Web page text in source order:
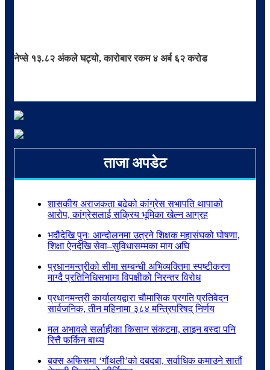
नेप्से १३.८२ अंकले घट्यो, कारोबार रकम ४ अर्ब ६२ करोड
ताजा अपडेट
शासकीय अराजकता बढेको कांग्रेस सभापति थापाको
आरोप, कांग्रेसलाई सक्रिय भूमिका खेल्न आग्रह
भदौदेखि पुनः आन्दोलनमा उत्रने शिक्षक महासंघको घोषणा,
शिक्षा ऐनदेखि सेवा–सुविधासम्मका माग अघि
प्रधानमन्त्रीको सीमा सम्बन्धी अभिव्यक्तिमा स्पष्टीकरण
माग्दै प्रतिनिधिसभामा विपक्षीको निरन्तर विरोध
प्रधानमन्त्री कार्यालयद्वारा चौमासिक प्रगति प्रतिवेदन
सार्वजनिक, तीन महिनामा ३८४ मन्त्रिपरिषद् निर्णय
मल अभावले सर्लाहीका किसान संकटमा, लाइन बस्दा पनि
रित्तै फर्किन बाध्य
बक्स अफिसमा ‘गौंथली’को दबदबा, सर्वाधिक कमाउने सातौं